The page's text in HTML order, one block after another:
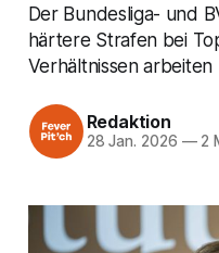
Der Bundesliga- und
härtere Strafen bei
Verhältnissen arbeiten
Redaktion
28 Jan. 2026 —2